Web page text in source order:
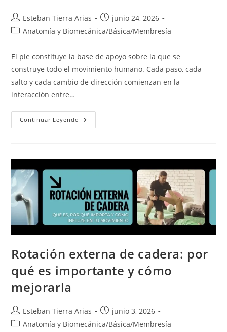
Autor
de
Esteban Tierra Arias
Publicación
de
junio 24, 2026
Categoría
la
entrada:
Anatomía y Biomecánica/Básica/Membresía
El pie constituye la base de apoyo sobre la que se
construye todo el movimiento humano. Cada paso, cada
salto y cada cambio de dirección comienzan en la
interacción entre…
Continuar Leyendo Pie
Plano
A
La
Rotación externa de cadera: por
qué es importante y cómo
mejorarla
Autor
de
Esteban Tierra Arias
Publicación
de
junio 3, 2026
Categoría
Anatomía y Biomecánica/Básica/Membresía